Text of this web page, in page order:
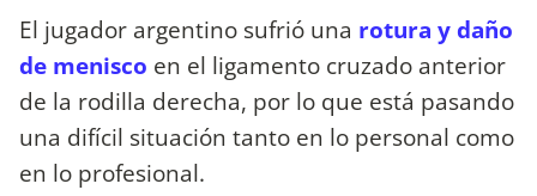
El jugador argentino sufrió una rotura y daño
de menisco en el ligamento cruzado anterior
de la rodilla derecha, por lo que está pasando
una difícil situación tanto en lo personal como
en lo profesional.